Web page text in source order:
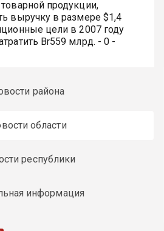
продукции,
выручку в размере $1,4
цели в 2007 году
Br559 млрд. - 0 -
района
области
республики
информация